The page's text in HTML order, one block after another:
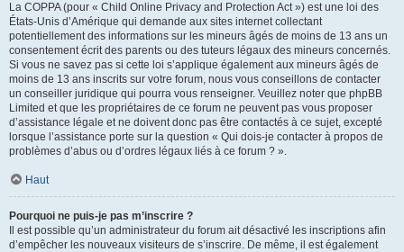
La COPPA (pour « Child Online Privacy and Protection Act ») est une loi des
États-Unis d’Amérique qui demande aux sites internet collectant
potentiellement des informations sur les mineurs âgés de moins de 13 ans un
consentement écrit des parents ou des tuteurs légaux des mineurs concernés.
Si vous ne savez pas si cette loi s’applique également aux mineurs âgés de
moins de 13 ans inscrits sur votre forum, nous vous conseillons de contacter
un conseiller juridique qui pourra vous renseigner. Veuillez noter que phpBB
Limited et que les propriétaires de ce forum ne peuvent pas vous proposer
d’assistance légale et ne doivent donc pas être contactés à ce sujet, excepté
lorsque l’assistance porte sur la question « Qui dois-je contacter à propos de
problèmes d’abus ou d’ordres légaux liés à ce forum ? ».
Haut
Pourquoi ne puis-je pas m’inscrire ?
Il est possible qu’un administrateur du forum ait désactivé les inscriptions afin
d’empêcher les nouveaux visiteurs de s’inscrire. De même, il est également